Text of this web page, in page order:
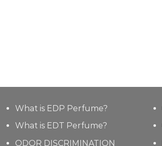
What is EDP Perfume?
What is EDT Perfume?
ODOR DISCRIMINATION